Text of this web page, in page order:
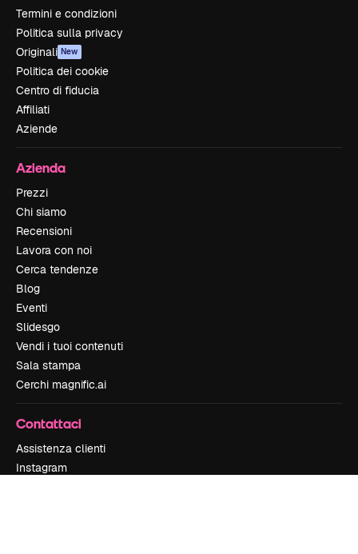
Termini e condizioni
Politica sulla privacy
Originali New
Politica dei cookie
Centro di fiducia
Affiliati
Aziende
Azienda
Prezzi
Chi siamo
Recensioni
Lavora con noi
Cerca tendenze
Blog
Eventi
Slidesgo
Vendi i tuoi contenuti
Sala stampa
Cerchi magnific.ai
Contattaci
Assistenza clienti
Instagram